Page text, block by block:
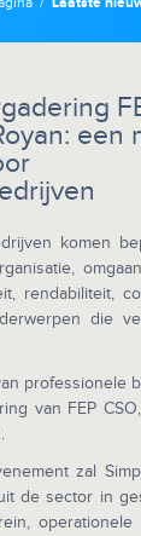
een
komen
rendabiliteit,
die
professionele
van FEP
zal
de sector in
operationele